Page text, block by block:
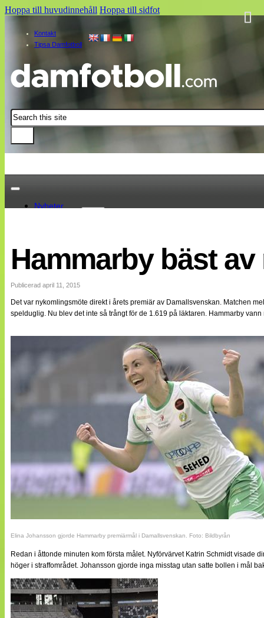
Hoppa till huvudinnehåll Hoppa till sidfot
Kontakt
Tipsa Damfotboll
Sök
Nyheter
EM 2013
Internationellt
Bildreportage
Bloggar
Lagen
Cuper
Statistik
Tipsa Damfotboll
Kontakt
Hammarby bäst
Publicerad april 11, 2015
Det var nykomlingsmöte direkt i årets premiär av Damallsvenskan. Matchen
spelduglig. Nu blev det inte så trångt för de 1.619 på läktaren. Hammarby vann
Elina Johansson gjorde Hammarby premiärmål i Damallsvenskan. Foto: Bildbyrån
Redan i åttonde minuten kom första målet. Nyförvärvet Katrin Schmidt
höger i straffområdet. Johansson gjorde inga misstag utan satte bollen i mål